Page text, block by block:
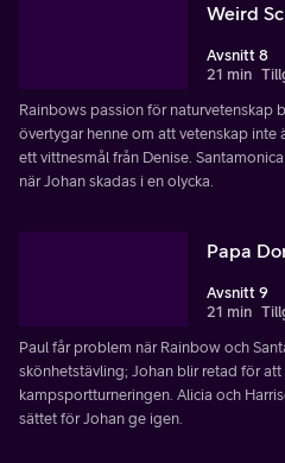
Weird
Avsnitt 8
21 min
Rainbows passion för naturvetenskap
övertygar henne om att vetenskap inte
ett vittnesmål från Denise.
när Johan skadas i en olycka.
Papa
Avsnitt 9
21 min
Paul får problem när Rainbow och
skönhetstävling; Johan blir retad för
kampsportturneringen. Alicia och
sättet för Johan ge igen.